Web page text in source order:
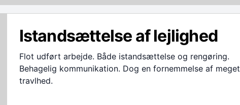
Istandsættelse af lejlighed
Flot udført arbejde. Både istandsættelse og rengøring.
Behagelig kommunikation. Dog en fornemmelse af meget
travlhed.